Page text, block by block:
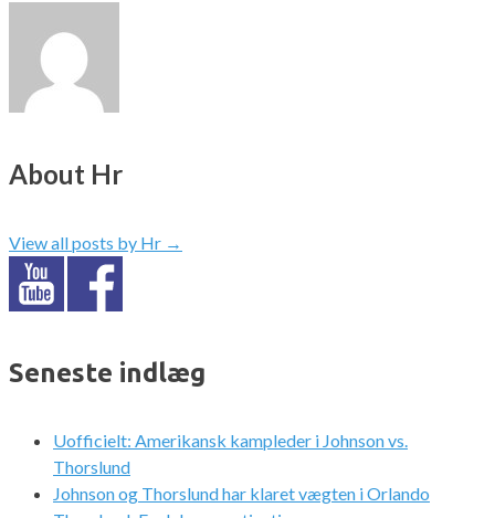
About Hr
View all posts by Hr →
Seneste indlæg
Uofficielt: Amerikansk kampleder i Johnson vs.
Thorslund
Johnson og Thorslund har klaret vægten i Orlando